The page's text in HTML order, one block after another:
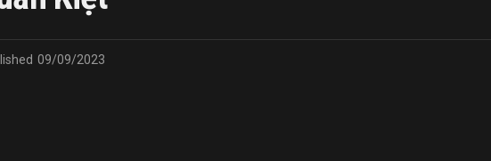
09/09/2023